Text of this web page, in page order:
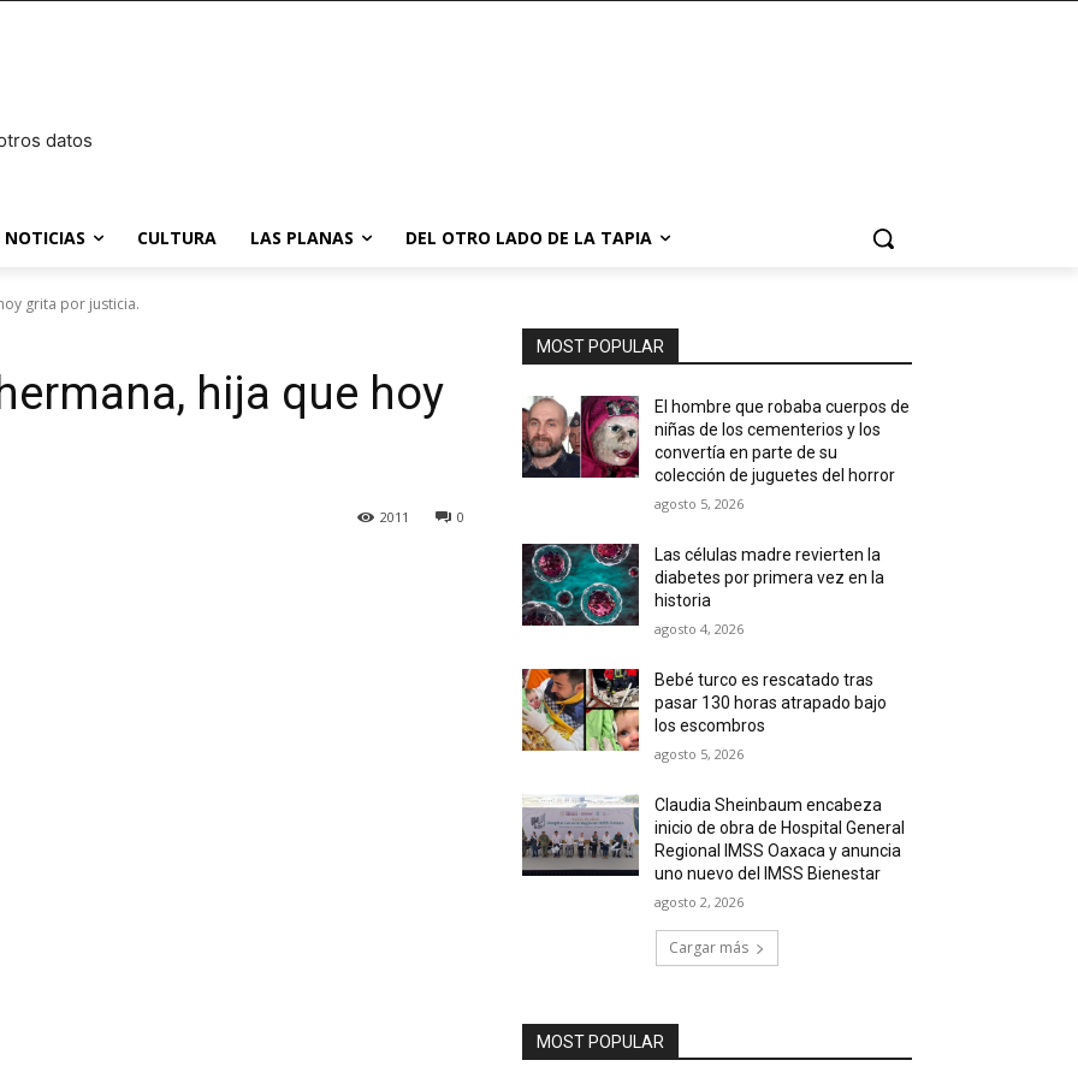
datos
NOTICIAS CULTURA LAS PLANAS DEL OTRO LADO DE LA TAPIA
grita por justicia.
hija que hoy
0
2011
MOST POPULAR
El hombre que robaba cuerpos de
niñas de los cementerios y los
convertía en parte de su
colección de juguetes del horror
agosto 5, 2026
Las células madre revierten la
diabetes por primera vez en la
historia
agosto 4, 2026
Bebé turco es rescatado tras
pasar 130 horas atrapado bajo
los escombros
agosto 5, 2026
Claudia Sheinbaum encabeza
inicio de obra de Hospital General
Regional IMSS Oaxaca y anuncia
uno nuevo del IMSS Bienestar
agosto 2, 2026
Cargar más
MOST POPULAR